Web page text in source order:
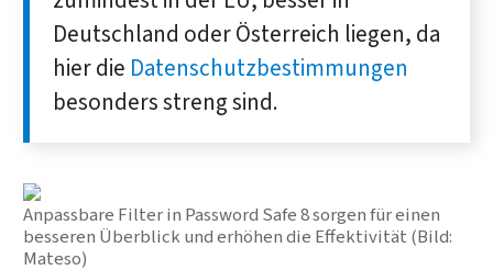
Deutschland oder Österreich liegen, da
hier die Datenschutzbestimmungen
besonders streng sind.
Anpassbare Filter in Password Safe 8 sorgen für einen
besseren Überblick und erhöhen die Effektivität (Bild:
Mateso)